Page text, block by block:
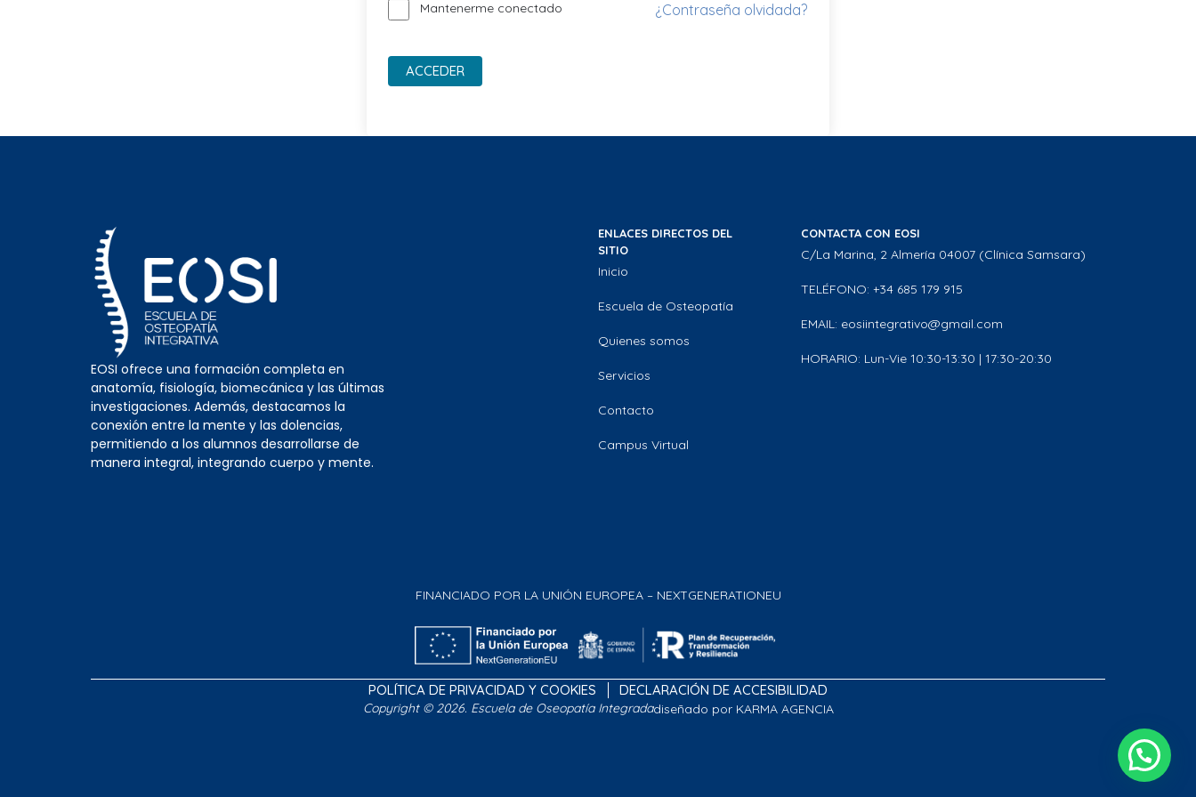
Mantenerme conectado ¿Contraseña olvidada?
ACCEDER
EOSI ofrece una formación completa en
anatomía, fisiología, biomecánica y las últimas
investigaciones. Además, destacamos la
conexión entre la mente y las dolencias,
permitiendo a los alumnos desarrollarse de
manera integral, integrando cuerpo y mente.
ENLACES DIRECTOS DEL
SITIO
Inicio
Escuela de Osteopatía
Quienes somos
Servicios
Contacto
Campus Virtual
CONTACTA CON EOSI
C/La Marina, 2 Almería 04007 (Clínica Samsara)
TELÉFONO: +34 685 179 915
EMAIL: eosiintegrativo@gmail.com
HORARIO: Lun-Vie 10:30-13:30 | 17:30-20:30
FINANCIADO POR LA UNIÓN EUROPEA – NEXTGENERATIONEU
POLÍTICA DE PRIVACIDAD Y COOKIES DECLARACIÓN DE ACCESIBILIDAD
Copyright © 2026. Escuela de Oseopatía Integradadiseñado por KARMA AGENCIA